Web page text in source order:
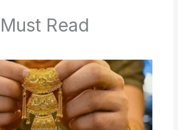
Must Read